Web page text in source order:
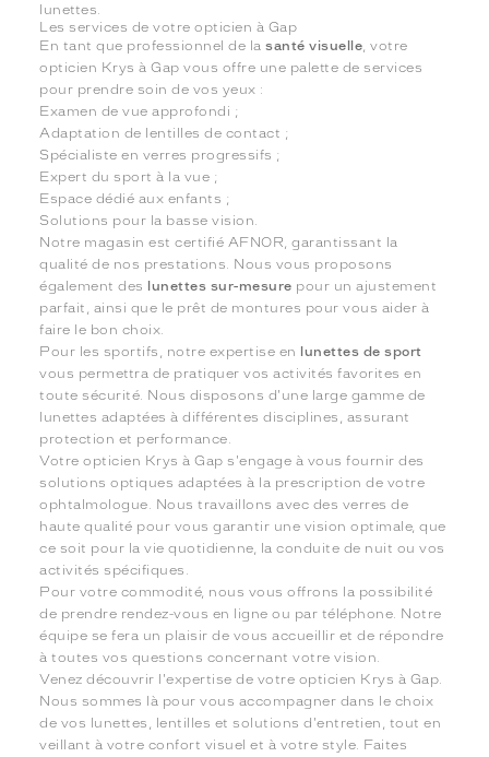
lunettes.
Les services de votre opticien à Gap
En tant que professionnel de lasanté visuelle , votre
opticien Krys à Gap vous offre une palette de services
pour prendre soin de vos yeux :
Examen de vue approfondi ;
Adaptation de lentilles de contact ;
Spécialiste en verres progressifs ;
Expert du sport à la vue ;
Espace dédié aux enfants ;
Solutions pour la basse vision.
Notre magasin est certifié AFNOR, garantissant la
qualité de nos prestations. Nous vous proposons
également des lunettes sur-mesure pour un ajustement
parfait, ainsi que le prêt de montures pour vous aider à
faire le bon choix.
Pour les sportifs, notre expertise en lunettes de sport
vous permettra de pratiquer vos activités favorites en
toute sécurité. Nous disposons d'une large gamme de
lunettes adaptées à différentes disciplines, assurant
protection et performance.
Votre opticien Krys à Gap s'engage à vous fournir des
solutions optiques adaptées à la prescription de votre
ophtalmologue. Nous travaillons avec des verres de
haute qualité pour vous garantir une vision optimale, que
ce soit pour la vie quotidienne, la conduite de nuit ou vos
activités spécifiques.
Pour votre commodité, nous vous offrons la possibilité
de prendre rendez-vous en ligne ou par téléphone. Notre
équipe se fera un plaisir de vous accueillir et de répondre
à toutes vos questions concernant votre vision.
Venez découvrir l'expertise de votre opticien Krys à Gap.
Nous sommes là pour vous accompagner dans le choix
de vos lunettes, lentilles et solutions d'entretien, tout en
veillant à votre confort visuel et à votre style. Faites